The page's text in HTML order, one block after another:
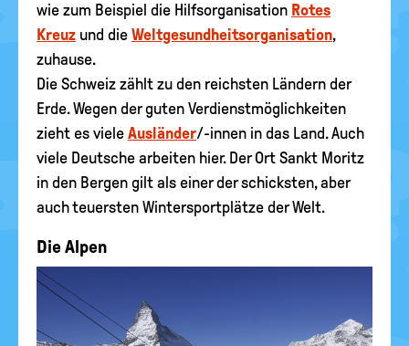
wie zum Beispiel die Hilfsorganisation Rotes
Kreuz und die Weltgesundheitsorganisation,
zuhause.
Die Schweiz zählt zu den reichsten Ländern der
Erde. Wegen der guten Verdienstmöglichkeiten
zieht es viele Ausländer/-innen in das Land. Auch
viele Deutsche arbeiten hier. Der Ort Sankt Moritz
in den Bergen gilt als einer der schicksten, aber
auch teuersten Wintersportplätze der Welt.
Die Alpen